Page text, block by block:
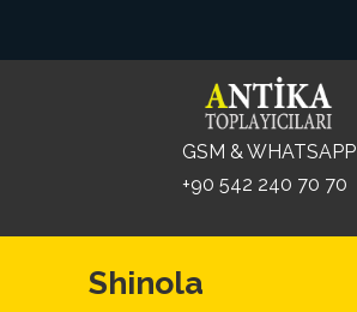
GSM & WHATSAPP
+90 542 240 70 70
Shinola